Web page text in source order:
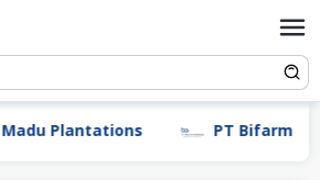
Plantations PT Bifarma